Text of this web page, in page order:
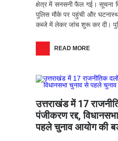
क्षेत्र में सनसनी फैल गई। सूचना
पुलिस मौके पर पहुंची और
कब्जे में लेकर जांच शुरू कर दी।
READ MORE
उत्तराखंड में 17
पंजीकरण रद्द,
पहले चुनाव आयोग की